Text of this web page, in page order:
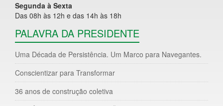
Segunda à Sexta
Das 08h às 12h e das 14h às 18h
PALAVRA DA PRESIDENTE
Uma Década de Persistência. Um Marco para Navegantes.
Conscientizar para Transformar
36 anos de construção coletiva